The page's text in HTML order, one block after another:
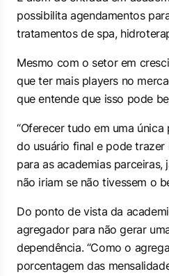
possibilita agendamentos
tratamentos de spa,
Mesmo com o setor em
que ter mais players no
que entende que isso pode
“Oferecer tudo em uma
do usuário final e pode
para as academias parceiras,
não iriam se não tivessem o
Do ponto de vista da
agregador para não gerar
dependência. “Como o
porcentagem das